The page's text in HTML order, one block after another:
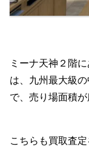
ミーナ天神２階
は、九州最大級
で、売り場面積が
こちらも買取査定